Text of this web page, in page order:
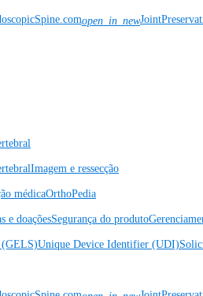
open_in_new
Imagem e ressecção
médicaOrthoPedia
e doaçõesSegurança do produto
(GELS)Unique Device Identifier (UDI)